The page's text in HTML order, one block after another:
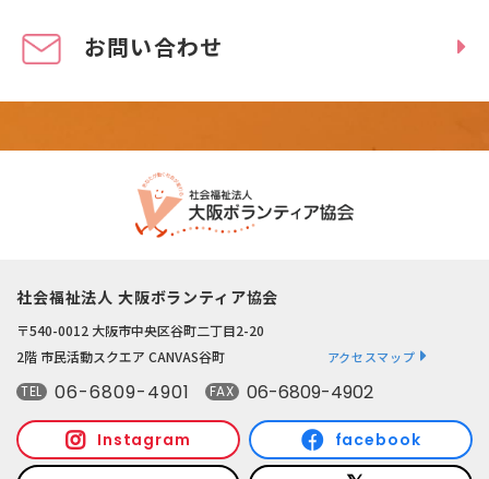
お問い合わせ
社会福祉法人 大阪ボランティア協会
〒540-0012 大阪市中央区谷町二丁目2-20
2階 市民活動スクエア CANVAS谷町
アクセスマップ
TEL 06-6809-4901 FAX 06-6809-4902
Instagram facebook